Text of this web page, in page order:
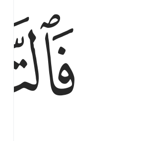
فَٱلتَّـٰلِيَـٰتِ ذِكْرًا ٣